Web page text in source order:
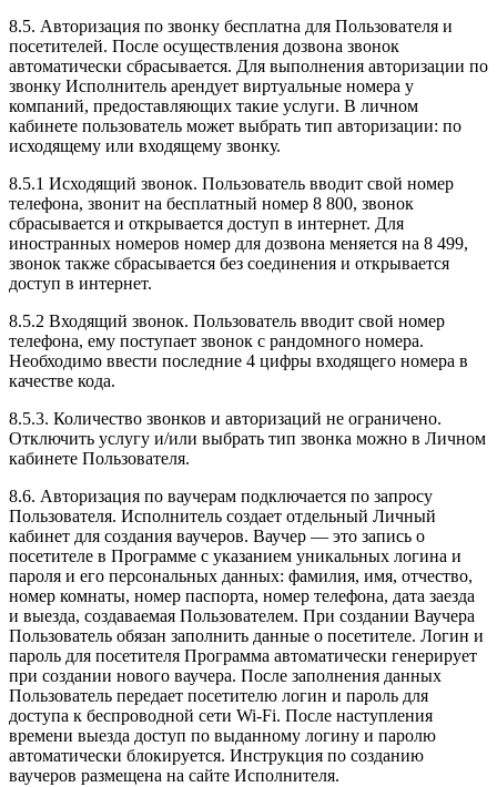
8.5. Авторизация по звонку бесплатна для Пользователя и
посетителей. После осуществления дозвона звонок
автоматически сбрасывается. Для выполнения авторизации по
звонку Исполнитель арендует виртуальные номера у
компаний, предоставляющих такие услуги. В личном
кабинете пользователь может выбрать тип авторизации: по
исходящему или входящему звонку.
8.5.1 Исходящий звонок. Пользователь вводит свой номер
телефона, звонит на бесплатный номер 8 800, звонок
сбрасывается и открывается доступ в интернет. Для
иностранных номеров номер для дозвона меняется на 8 499,
звонок также сбрасывается без соединения и открывается
доступ в интернет.
8.5.2 Входящий звонок. Пользователь вводит свой номер
телефона, ему поступает звонок с рандомного номера.
Необходимо ввести последние 4 цифры входящего номера в
качестве кода.
8.5.3. Количество звонков и авторизаций не ограничено.
Отключить услугу и/или выбрать тип звонка можно в Личном
кабинете Пользователя.
8.6. Авторизация по ваучерам подключается по запросу
Пользователя. Исполнитель создает отдельный Личный
кабинет для создания ваучеров. Ваучер — это запись о
посетителе в Программе с указанием уникальных логина и
пароля и его персональных данных: фамилия, имя, отчество,
номер комнаты, номер паспорта, номер телефона, дата заезда
и выезда, создаваемая Пользователем. При создании Ваучера
Пользователь обязан заполнить данные о посетителе. Логин и
пароль для посетителя Программа автоматически генерирует
при создании нового ваучера. После заполнения данных
Пользователь передает посетителю логин и пароль для
доступа к беспроводной сети Wi-Fi. После наступления
времени выезда доступ по выданному логину и паролю
автоматически блокируется. Инструкция по созданию
ваучеров размещена на сайте Исполнителя.